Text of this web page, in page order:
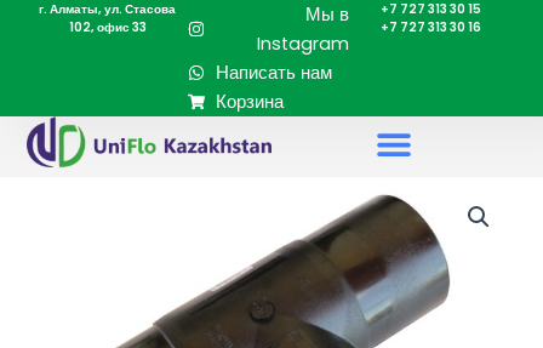
Перейтиг. Алматы, ул. Стасова
102, офис 33
Мы в
Instagram
Написать нам
Корзина
+7 727 313 30 15
+7 727 313 30 16